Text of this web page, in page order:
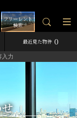
フリーレント
検索
最近見た物件 0
力